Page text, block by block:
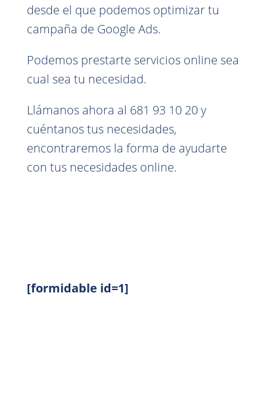
desde el que podemos optimizar tu
campaña de Google Ads.
Podemos prestarte servicios online sea
cual sea tu necesidad.
Llámanos ahora al 681 93 10 20 y
cuéntanos tus necesidades,
encontraremos la forma de ayudarte
con tus necesidades online.
[formidable id=1]